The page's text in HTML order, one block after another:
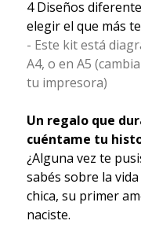
4 Diseños
elegir el que más
- Este kit está
A4, o en A5
tu impresora)
Un regalo que
cuéntame tu
¿Alguna vez te
sabés sobre la
chica, su primer
naciste.